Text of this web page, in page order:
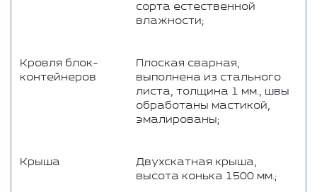
сорта естественной
влажности;
Кровля блок-
контейнеров
Плоская сварная,
выполнена из стального
листа, толщина 1 мм., швы
обработаны мастикой,
эмалированы;
Крыша
Двухскатная крыша,
высота конька 1500 мм.;